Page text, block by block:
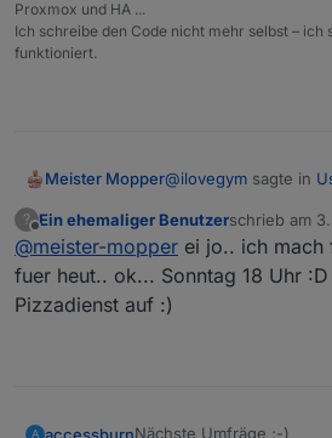
Proxmox und HA ...
Ich schreibe den Code nicht mehr selbst – ich
funktioniert.
Meister Mopper@ilovegym sagte in
@ accessburn
achso, ich dachte
Heute war aus
Vorschlag, hier
?
Offline
Ein ehemaliger Benutzerschrieb am
zuletzt
@meister-mopper ei jo.. ich mach
fuer heut.. ok... Sonntag 18 Uhr
Pizzadienst auf :)
A accessburnNächste Umfräge ;-)